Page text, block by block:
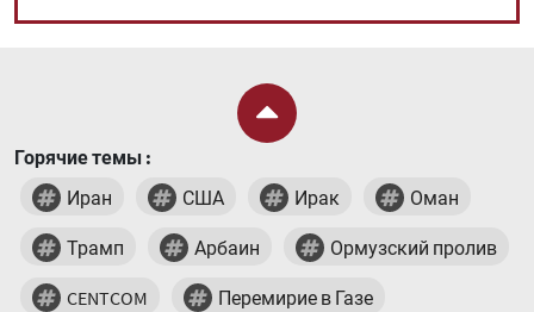
Горячие темы :
Иран
США Ирак Оман
Трамп Арбаин Ормузский пролив
CENTCOM Перемирие в Газе